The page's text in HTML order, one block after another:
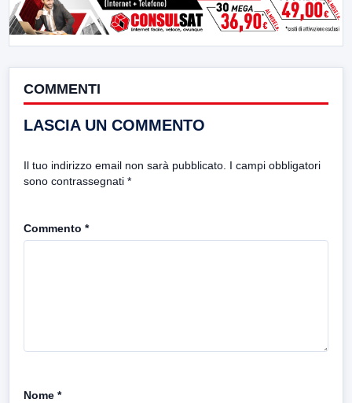
COMMENTI
LASCIA UN COMMENTO
Il tuo indirizzo email non sarà pubblicato. I campi obbligatori
sono contrassegnati *
Commento *
Nome *